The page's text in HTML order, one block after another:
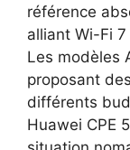
référence
alliant Wi-Fi
Les modèles
proposant
différents
Huawei CPE